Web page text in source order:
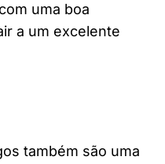
uma boa
a um excelente
também são uma